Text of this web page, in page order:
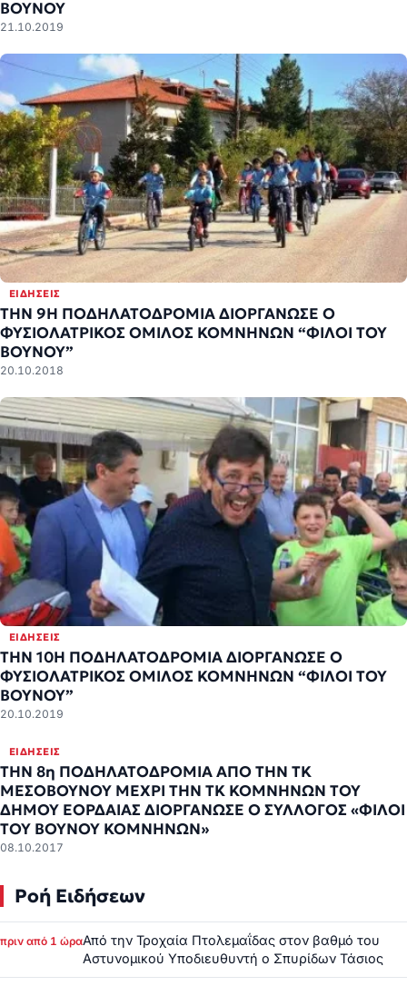
ΒΟΥΝΟΥ
21.10.2019
ΕΙΔΉΣΕΙΣ
THN 9Η ΠΟΔΗΛΑΤΟΔΡΟΜΙΑ ΔΙΟΡΓΑΝΩΣΕ Ο
ΦΥΣΙΟΛΑΤΡΙΚΟΣ ΟΜΙΛΟΣ ΚΟΜΝΗΝΩΝ “ΦΙΛΟΙ ΤΟΥ
ΒΟΥΝΟΥ”
20.10.2018
ΕΙΔΉΣΕΙΣ
THN 10Η ΠΟΔΗΛΑΤΟΔΡΟΜΙΑ ΔΙΟΡΓΑΝΩΣΕ Ο
ΦΥΣΙΟΛΑΤΡΙΚΟΣ ΟΜΙΛΟΣ ΚΟΜΝΗΝΩΝ “ΦΙΛΟΙ ΤΟΥ
ΒΟΥΝΟΥ”
20.10.2019
ΕΙΔΉΣΕΙΣ
ΤΗΝ 8η ΠΟΔΗΛΑΤΟΔΡΟΜΙΑ ΑΠΟ ΤΗΝ ΤΚ
ΜΕΣΟΒΟΥΝΟΥ ΜΕΧΡΙ ΤΗΝ ΤΚ ΚΟΜΝΗΝΩΝ ΤΟΥ
ΔΗΜΟΥ ΕΟΡΔΑΙΑΣ ΔΙΟΡΓΑΝΩΣΕ Ο ΣΥΛΛΟΓΟΣ «ΦΙΛΟΙ
ΤΟΥ ΒΟΥΝΟΥ ΚΟΜΝΗΝΩΝ»
08.10.2017
Ροή Ειδήσεων
πριν από 1 ώραΑπό την Τροχαία Πτολεμαΐδας στον βαθμό του
Αστυνομικού Υποδιευθυντή ο Σπυρίδων Τάσιος